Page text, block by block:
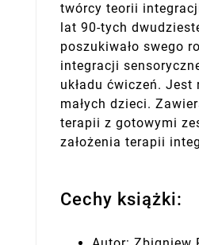
twórcy teorii
lat 90-tych
poszukiwało swego
integracji
układu ćwiczeń.
małych dzieci.
terapii z gotowymi
założenia terapii
Cechy książki: